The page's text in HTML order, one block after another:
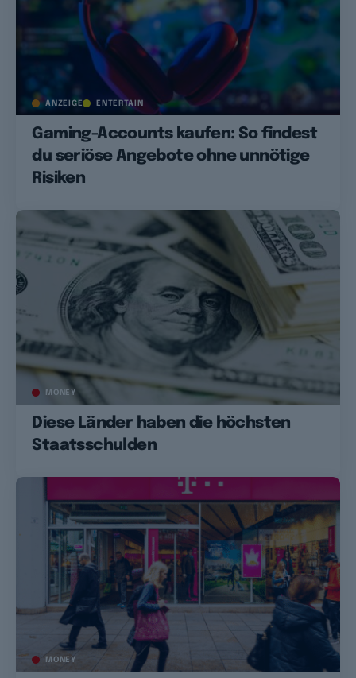
ANZEIGE ENTERTAIN
Gaming-Accounts kaufen: So findest
du seriöse Angebote ohne unnötige
Risiken
MONEY
Diese Länder haben die höchsten
Staatsschulden
MONEY